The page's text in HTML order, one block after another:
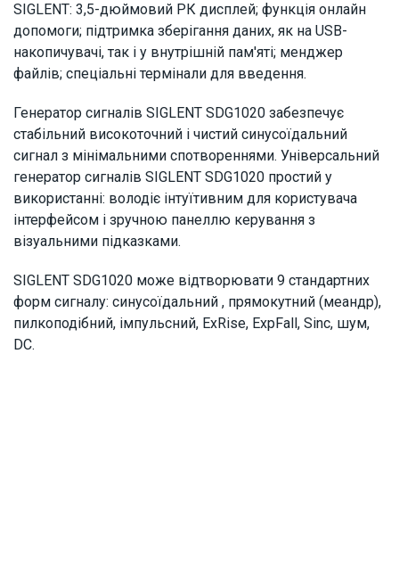
SIGLENT: 3,5-дюймовий РК дисплей; функція онлайн
допомоги; підтримка зберігання даних, як на USB-
накопичувачі, так і у внутрішній пам'яті; менджер
файлів; спеціальні термінали для введення.
Генератор сигналів SIGLENT SDG1020 забезпечує
стабільний високоточний і чистий синусоїдальний
сигнал з мінімальними спотвореннями. Універсальний
генератор сигналів SIGLENT SDG1020 простий у
використанні: володіє інтуїтивним для користувача
інтерфейсом і зручною панеллю керування з
візуальними підказками.
SIGLENT SDG1020 може відтворювати 9 стандартних
форм сигналу: синусоїдальний , прямокутний (меандр),
пилкоподібний, імпульсний, ExRise, ExpFall, Sinc, шум,
DC.